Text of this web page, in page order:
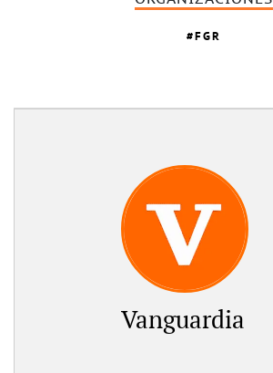
FGR
Vanguardia